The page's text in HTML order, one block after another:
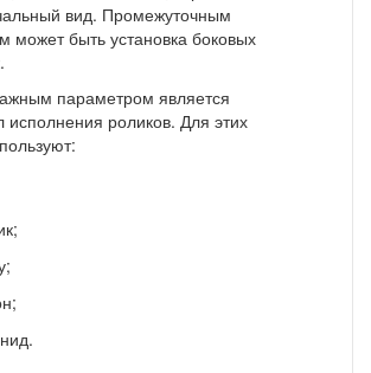
вид. Промежуточным
может быть установка боковых
параметром является
исполнения роликов. Для этих